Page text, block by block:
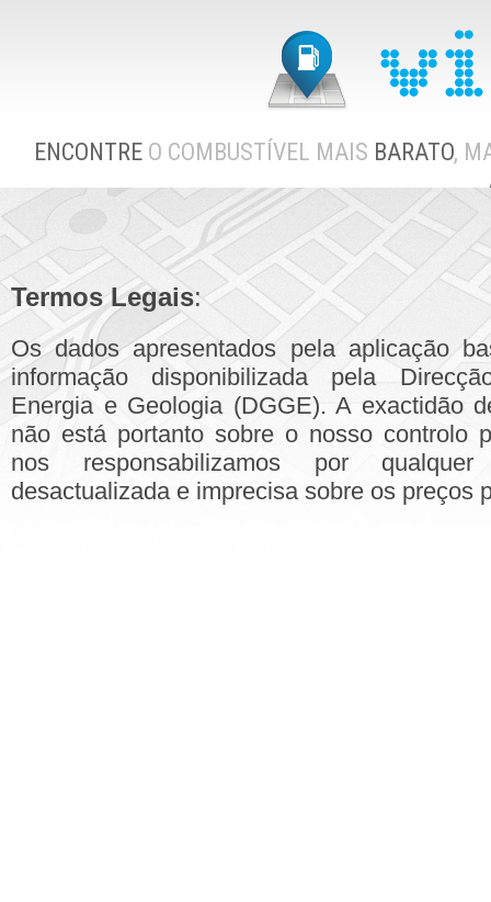
ENCONTRE O COMBUSTÍVEL MAIS BARATO,
Termos Legais:
Os dados apresentados pela aplicação
informação disponibilizada pela
Energia e Geologia (DGGE). A exactidão
não está portanto sobre o nosso controlo
nos responsabilizamos por qualquer
desactualizada e imprecisa sobre os preços